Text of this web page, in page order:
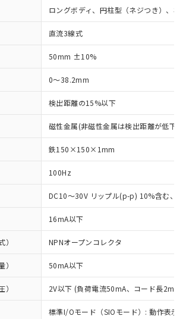
ロングボディ、円柱型（ネジつき）、非
直流3線式
50mm ±10%
0～38.2mm
検出距離の15%以下
磁性金属(非磁性金属は検出距離が低下し
鉄150×150×1mm
100Hz
DC10～30V リップル(p-p) 10%含む、
16mA以下
NPNオープンコレクタ
50mA以下
2V以下 (負荷電流50mA、コード長2m時)
標準I/Oモード（SIOモード）: 動作表示